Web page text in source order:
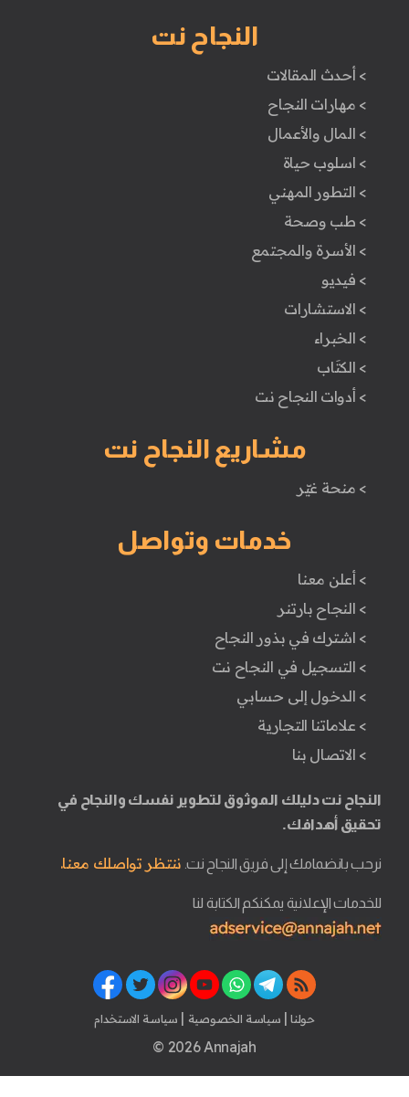
النجاح نت
> أحدث المقالات
> مهارات النجاح
> المال والأعمال
> اسلوب حياة
> التطور المهني
> طب وصحة
> الأسرة والمجتمع
> فيديو
> الاستشارات
> الخبراء
> الكتَاب
> أدوات النجاح نت
مشاريع النجاح نت
> منحة غيّر
خدمات وتواصل
> أعلن معنا
> النجاح بارتنر
> اشترك في بذور النجاح
> التسجيل في النجاح نت
> الدخول إلى حسابي
> علاماتنا التجارية
> الاتصال بنا
النجاح نت دليلك الموثوق لتطوير نفسك والنجاح في
تحقيق أهدافك.
نرحب بانضمامك إلى فريق النجاح نت. ننتظر تواصلك معنا.
للخدمات الإعلانية يمكنكم الكتابة لنا
حولنا | سياسة الخصوصية | سياسة الاستخدام
© 2026 Annajah